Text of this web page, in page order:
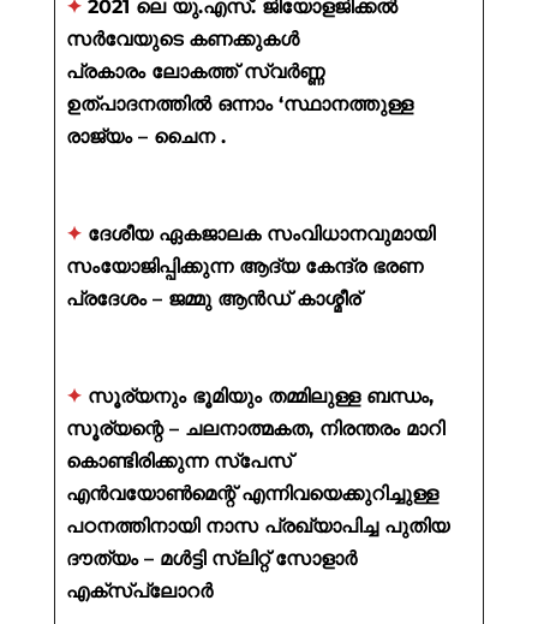
✦ 2021 ലെ യു.എസ്. ജിയോളജിക്കൽ
സർവേയുടെ കണക്കുകൾ
പ്രകാരം ലോകത്ത് സ്വർണ്ണ
ഉത്പാദനത്തിൽ ഒന്നാം ‘സ്ഥാനത്തുള്ള
രാജ്യം – ചൈന .
✦ ദേശീയ ഏകജാലക സംവിധാനവുമായി
സംയോജിപ്പിക്കുന്ന ആദ്യ കേന്ദ്ര ഭരണ
പ്രദേശം – ജമ്മു ആൻഡ് കാശ്മീര്
✦ സൂര്യനും ഭൂമിയും തമ്മിലുള്ള ബന്ധം,
സൂര്യന്റെ – ചലനാത്മകത, നിരന്തരം മാറി
കൊണ്ടിരിക്കുന്ന സ്പേസ്
എൻവയോൺമെന്റ് എന്നിവയെക്കുറിച്ചുള്ള
പഠനത്തിനായി നാസ പ്രഖ്യാപിച്ച പുതിയ
ദൗത്യം – മൾട്ടി സ്ലിറ്റ് സോളാർ
എക്സ്പ്ലോറർ